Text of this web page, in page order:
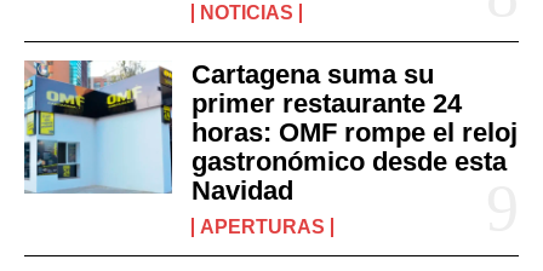
NOTICIAS
Cartagena suma su
primer restaurante 24
horas: OMF rompe el reloj
gastronómico desde esta
Navidad
APERTURAS